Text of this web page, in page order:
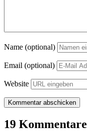
Name (optional)
Email (optional)
Website
19 Kommentare